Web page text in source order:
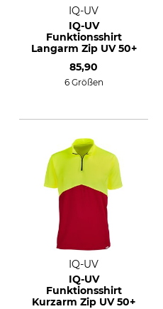
IQ-UV
IQ-UV
Funktionsshirt
Langarm Zip UV 50+
85,90
6 Größen
IQ-UV
IQ-UV
Funktionsshirt
Kurzarm Zip UV 50+